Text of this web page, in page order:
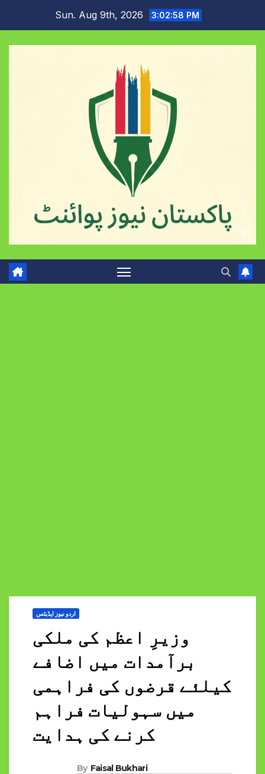
content
Sun. Aug 9th, 2026 3:02:59 PM
اردو نیوز اپڈیٹس
وزیرِ اعظم کی ملکی
برآمدات میں اضافے
کیلئے قرضوں کی فراہمی
میں سہولیات فراہم
کرنے کی ہدایت
By Faisal Bukhari